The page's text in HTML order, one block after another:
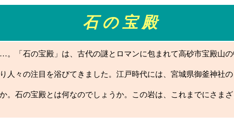
石 の 宝 殿
「石の宝殿」は、古代の謎とロマンに包まれて高砂市宝殿山
々の注目を浴びてきました。江戸時代には、宮城県御釜神社
石の宝殿とは何なのでしょうか。この岩は、これまでにさま